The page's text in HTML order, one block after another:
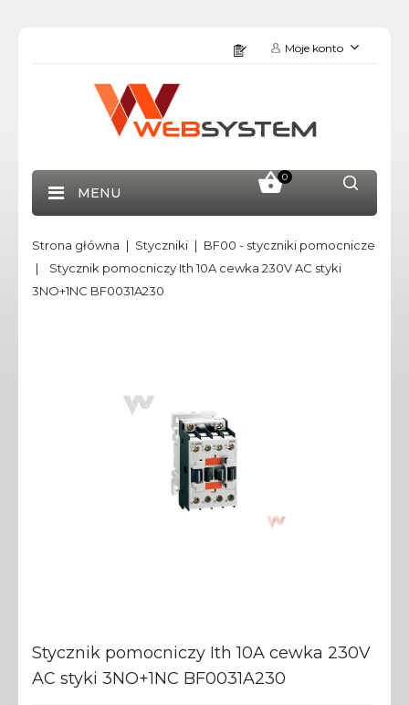
Moje konto
0
MENU
Strona główna Styczniki
BF00 - styczniki pomocnicze
Stycznik pomocniczy Ith 10A cewka 230V AC styki
3NO+1NC BF0031A230
Stycznik pomocniczy Ith 10A cewka 230V
AC styki 3NO+1NC BF0031A230